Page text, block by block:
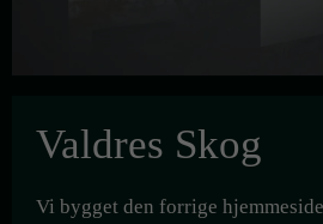
Valdres Skog
Vi bygget den forrige